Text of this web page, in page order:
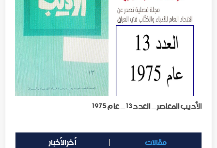
الأديب المعاصر _ العدد 13 _ عام 1975
مقالات أخر الأخبار